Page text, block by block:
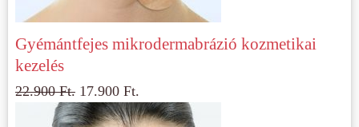
Gyémántfejes mikrodermabrázió kozmetikai
kezelés
22.900Ft. 17.900Ft.